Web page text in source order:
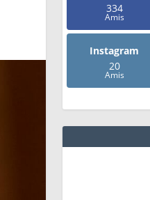
334
Amis
Instagram
20
Amis